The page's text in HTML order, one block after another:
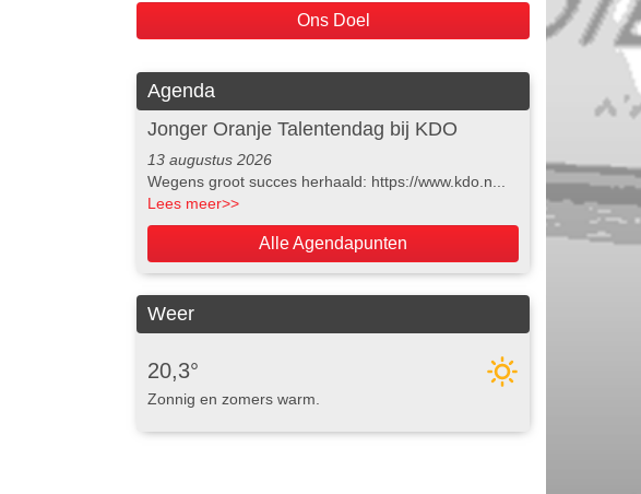
Ons Doel
Agenda
Jonger Oranje Talentendag bij KDO
13 augustus 2026
Wegens groot succes herhaald: https://www.kdo.n...
Lees meer>>
Alle Agendapunten
Weer
20,3°
Zonnig en zomers warm